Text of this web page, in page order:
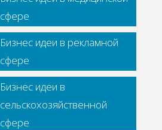
сфере
Бизнес идеи в рекламной
сфере
Бизнес идеи в
сельскохозяйственной
сфере